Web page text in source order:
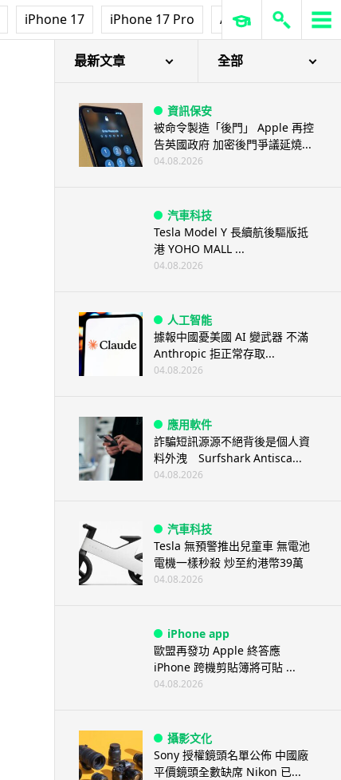
iPhone 17 iPhone 17 Pro AirPods Pro 3
最新文章 全部
資訊保安
被命令製造「後門」 Apple 再控
告英國政府 加密後門爭議延燒...
04.08.2026
汽車科技
Tesla Model Y 長續航後驅版抵
港 YOHO MALL ...
04.08.2026
人工智能
據報中國憂美國 AI 變武器 不滿
Anthropic 拒正常存取...
04.08.2026
應用軟件
詐騙短訊源源不絕背後是個人資
料外洩 Surfshark Antisca...
04.08.2026
汽車科技
Tesla 無預警推出兒童車 無電池
電機一樣秒殺 炒至約港幣39萬
04.08.2026
iPhone app
歐盟再發功 Apple 終答應
iPhone 跨機剪貼簿將可貼 ...
04.08.2026
攝影文化
Sony 授權鏡頭名單公佈 中國廠
平價鏡頭全數缺席 Nikon 已...